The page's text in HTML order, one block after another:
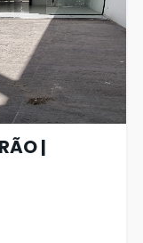
|